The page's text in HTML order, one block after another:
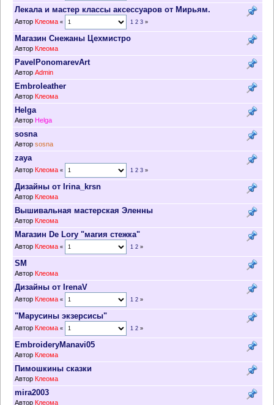
Лекала и мастер классы аксессуаров от Мирьям.
Автор Клеома « 1 2 3»
Магазин Снежаны Цехмистро
Автор Клеома
PavelPonomarevArt
Автор Admin
Embroleather
Автор Клеома
Helga
Автор Helga
sosna
Автор sosna
zaya
Автор Клеома « 1 2 3»
Дизайны от Irina_krsn
Автор Клеома
Вышивальная мастерская Эленны
Автор Клеома
Магазин De Lory "магия стежка"
Автор Клеома « 1 2»
SM
Автор Клеома
Дизайны от IrenaV
Автор Клеома « 1 2»
"Марусины экзерсисы"
Автор Клеома « 1 2»
EmbroideryManavi05
Автор Клеома
Пимошкины сказки
Автор Клеома
mira2003
Автор Клеома